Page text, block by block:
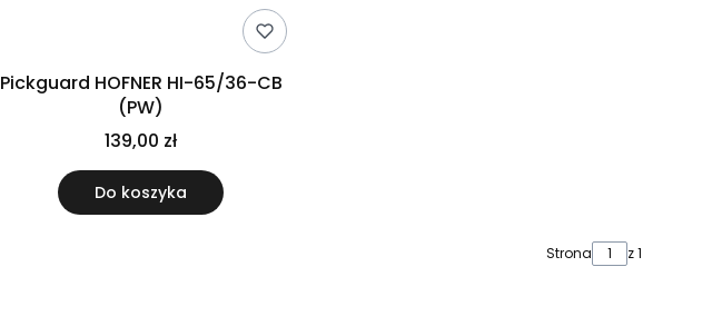
Pickguard HOFNER HI-65/36-CB
(PW)
139,00 zł
Do koszyka
Strona z 1